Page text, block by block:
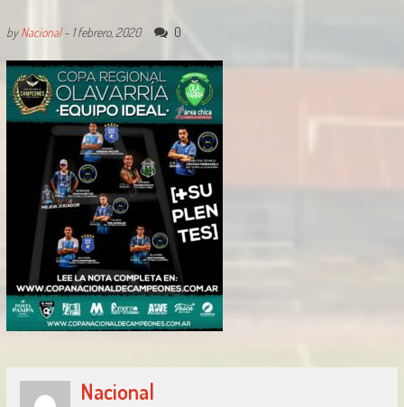
byNacional- 1 febrero, 2020 0
Nacional